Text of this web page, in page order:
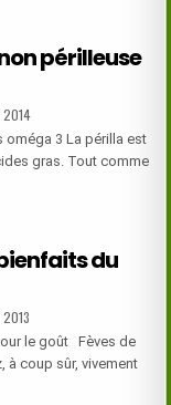
périlleuse
2014
oméga 3 La périlla est
gras. Tout comme
du
2013
le goût Fèves de
à coup sûr, vivement